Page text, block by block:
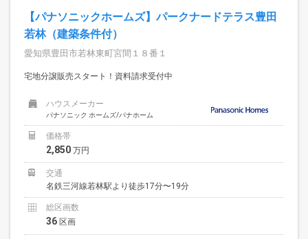
【パナソニックホームズ】パークナードテラス豊田
若林（建築条件付）
愛知県豊田市若林東町宮間１８番１
宅地分譲販売スタート！資料請求受付中
ハウスメーカー
パナソニック ホームズ/パナホーム
価格帯
2,850 万円
交通
名鉄三河線若林駅より徒歩17分〜19分
総区画数
36 区画